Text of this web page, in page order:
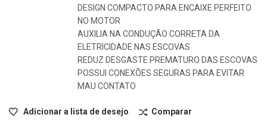
DESIGN COMPACTO PARA ENCAIXE PERFEITO
NO MOTOR
AUXILIA NA CONDUÇÃO CORRETA DA
ELETRICIDADE NAS ESCOVAS
REDUZ DESGASTE PREMATURO DAS ESCOVAS
POSSUI CONEXÕES SEGURAS PARA EVITAR
MAU CONTATO
Adicionar a lista de desejo Comparar